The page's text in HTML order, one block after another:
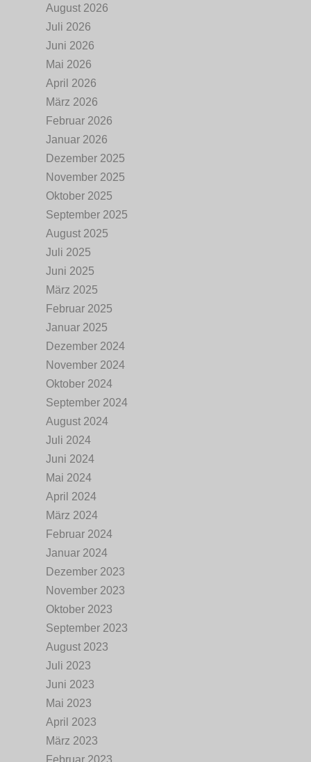
August 2026
Juli 2026
Juni 2026
Mai 2026
April 2026
März 2026
Februar 2026
Januar 2026
Dezember 2025
November 2025
Oktober 2025
September 2025
August 2025
Juli 2025
Juni 2025
März 2025
Februar 2025
Januar 2025
Dezember 2024
November 2024
Oktober 2024
September 2024
August 2024
Juli 2024
Juni 2024
Mai 2024
April 2024
März 2024
Februar 2024
Januar 2024
Dezember 2023
November 2023
Oktober 2023
September 2023
August 2023
Juli 2023
Juni 2023
Mai 2023
April 2023
März 2023
Februar 2023